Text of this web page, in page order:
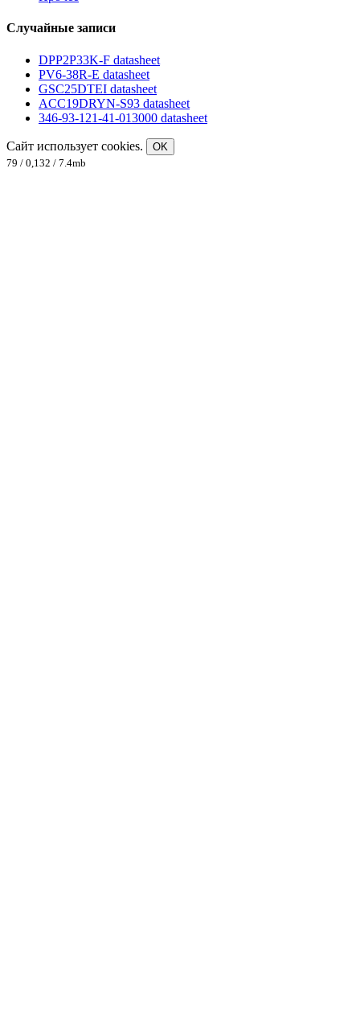
Случайные записи
DPP2P33K-F datasheet
PV6-38R-E datasheet
GSC25DTEI datasheet
ACC19DRYN-S93 datasheet
346-93-121-41-013000 datasheet
Сайт использует cookies.
OK
79 / 0,132 / 7.4mb